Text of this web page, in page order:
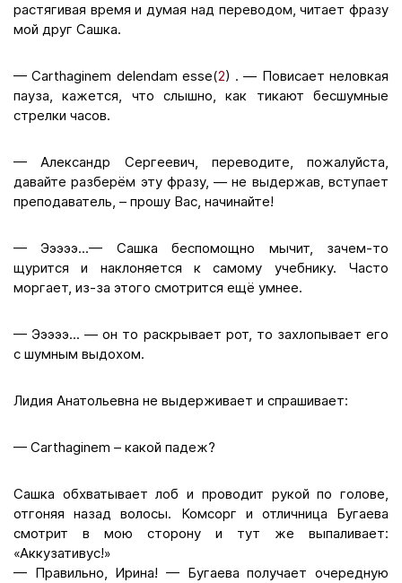
растягивая время и думая над переводом, читает фразу
мой друг Сашка.
— Carthaginem delendam esse(2) . — Повисает неловкая
пауза, кажется, что слышно, как тикают бесшумные
стрелки часов.
— Александр Сергеевич, переводите, пожалуйста,
давайте разберём эту фразу, — не выдержав, вступает
преподаватель, – прошу Вас, начинайте!
— Эээээ...— Сашка беспомощно мычит, зачем-то
щурится и наклоняется к самому учебнику. Часто
моргает, из-за этого смотрится ещё умнее.
— Эээээ... — он то раскрывает рот, то захлопывает его
с шумным выдохом.
Лидия Анатольевна не выдерживает и спрашивает:
— Carthaginem – какой падеж?
Сашка обхватывает лоб и проводит рукой по голове,
отгоняя назад волосы. Комсорг и отличница Бугаева
смотрит в мою сторону и тут же выпаливает:
«Аккузативус!»
— Правильно, Ирина! — Бугаева получает очередную